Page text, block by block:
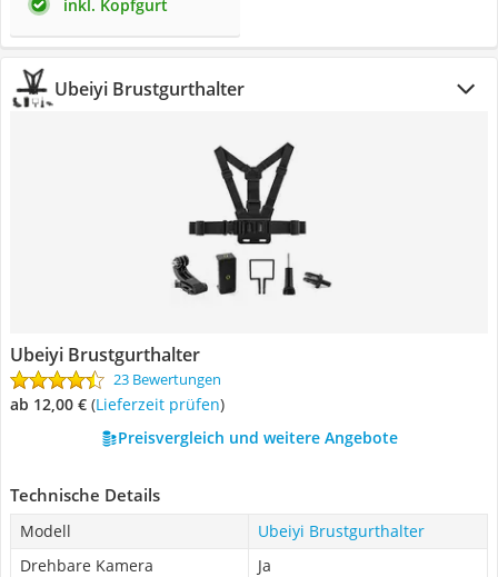
inkl. Kopfgurt
Ubeiyi Brustgurthalter
Ubeiyi Brustgurthalter
23 Bewertungen
ab 12,00 € (Lieferzeit prüfen)
Preisvergleich und weitere Angebote
Technische Details
Modell
Ubeiyi Brustgurthalter
Drehbare Kamera
Ja